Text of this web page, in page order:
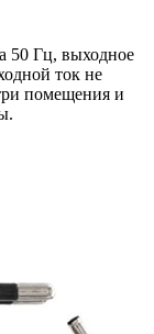
50 Гц, выходное
ток не
помещения и